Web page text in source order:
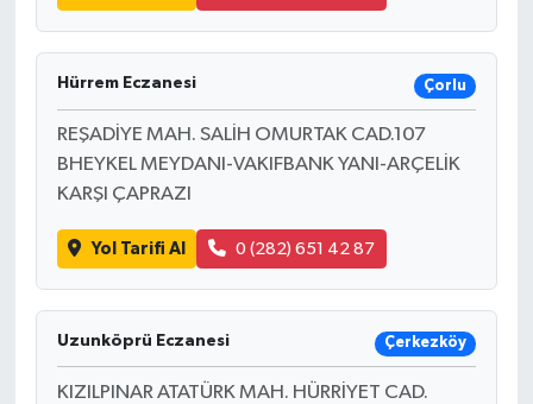
Hürrem Eczanesi Çorlu
REŞADİYE MAH. SALİH OMURTAK CAD.107
BHEYKEL MEYDANI-VAKIFBANK YANI-ARÇELİK
KARŞI ÇAPRAZI
Yol Tarifi Al 0 (282) 651 42 87
Uzunköprü Eczanesi Çerkezköy
KIZILPINAR ATATÜRK MAH. HÜRRİYET CAD.